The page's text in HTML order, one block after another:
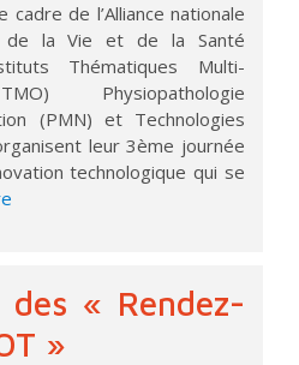
cadre de l’Alliance nationale
de la Vie et de la Santé
Thématiques Multi-
Physiopathologie
(PMN) et Technologies
leur 3ème journée
technologique qui se
« Rendez-
»